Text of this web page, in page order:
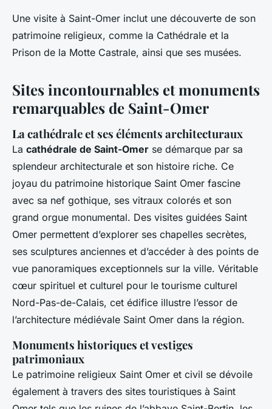
Une visite à Saint-Omer inclut une découverte de son
patrimoine religieux, comme la Cathédrale et la
Prison de la Motte Castrale, ainsi que ses musées.
Sites incontournables et monuments
remarquables de Saint-Omer
La cathédrale et ses éléments architecturaux
La cathédrale de Saint-Omer se démarque par sa
splendeur architecturale et son histoire riche. Ce
joyau du patrimoine historique Saint Omer fascine
avec sa nef gothique, ses vitraux colorés et son
grand orgue monumental. Des visites guidées Saint
Omer permettent d’explorer ses chapelles secrètes,
ses sculptures anciennes et d’accéder à des points de
vue panoramiques exceptionnels sur la ville. Véritable
cœur spirituel et culturel pour le tourisme culturel
Nord-Pas-de-Calais, cet édifice illustre l’essor de
l’architecture médiévale Saint Omer dans la région.
Monuments historiques et vestiges
patrimoniaux
Le patrimoine religieux Saint Omer et civil se dévoile
également à travers des sites touristiques à Saint